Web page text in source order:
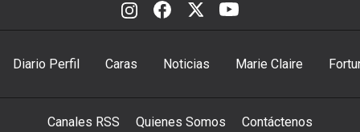
Diario Perfil Caras Noticias Marie Claire
Canales RSS Quienes Somos Contáctenos